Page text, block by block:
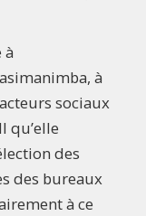
à
à
sociaux
qu’elle
des
des bureaux
à ce